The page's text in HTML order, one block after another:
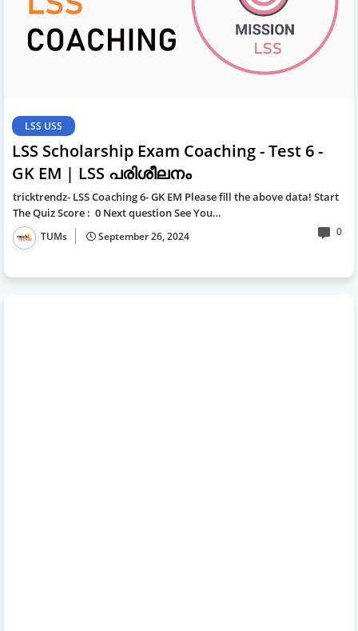
LSS USS
LSS Scholarship Exam Coaching - Test 6 -
GK EM | LSS പരിശീലനം
tricktrendz- LSS Coaching 6- GK EM Please fill the above data! Start
The Quiz Score : 0 Next question See You…
TUMs September 26, 2024 0